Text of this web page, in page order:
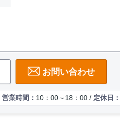
お問い合わせ
営業時間： 10：00～18：00 / 定休日：